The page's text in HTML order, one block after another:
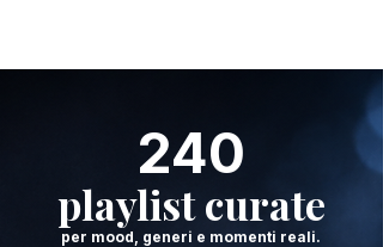
240
playlist curate
per mood, generi e momenti reali.